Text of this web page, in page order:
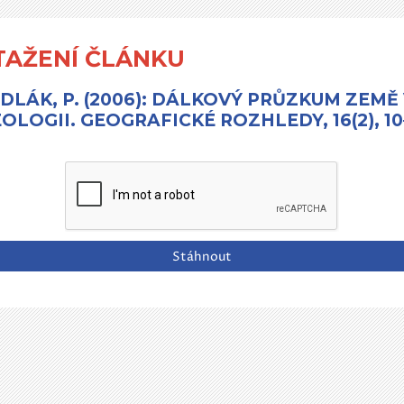
ČLÁNKU
P. (2006): DÁLKOVÝ PRŮZKUM ZEMĚ
GEOGRAFICKÉ ROZHLEDY, 16(2),